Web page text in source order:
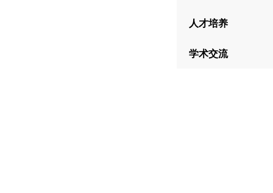
人才培养
学术交流